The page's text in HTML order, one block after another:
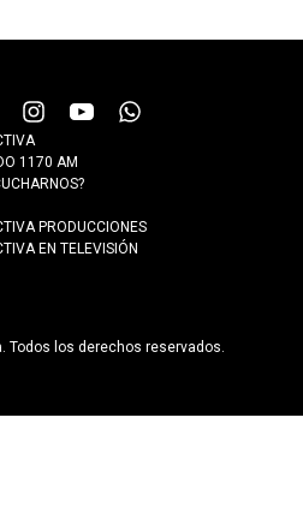
1170 AM
PRODUCCIONES
EN TELEVISIÓN
Todos los derechos reservados.